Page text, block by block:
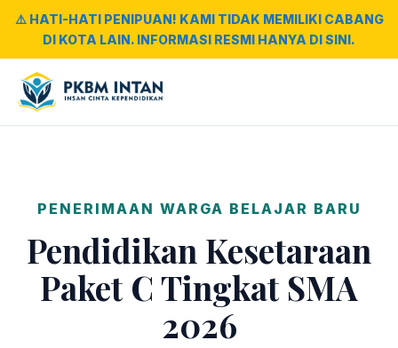
⚠️ HATI-HATI PENIPUAN! KAMI TIDAK MEMILIKI CABANG
DI KOTA LAIN. INFORMASI RESMI HANYA DI SINI.
PENERIMAAN WARGA BELAJAR BARU
Pendidikan Kesetaraan
Paket C Tingkat SMA
2026